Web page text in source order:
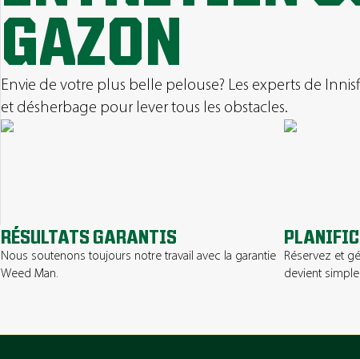
GAZON
Envie de votre plus belle pelouse? Les experts de
et désherbage pour lever tous les obstacles.
RÉSULTATS GARANTIS
Nous soutenons toujours notre travail avec la garantie
Weed Man.
Réservez et
devient simple.